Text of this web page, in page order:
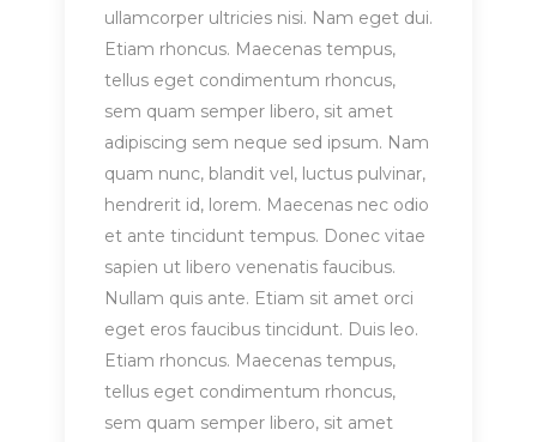
ullamcorper ultricies nisi. Nam eget dui.
Etiam rhoncus. Maecenas tempus,
tellus eget condimentum rhoncus,
sem quam semper libero, sit amet
adipiscing sem neque sed ipsum. Nam
quam nunc, blandit vel, luctus pulvinar,
hendrerit id, lorem. Maecenas nec odio
et ante tincidunt tempus. Donec vitae
sapien ut libero venenatis faucibus.
Nullam quis ante. Etiam sit amet orci
eget eros faucibus tincidunt. Duis leo.
Etiam rhoncus. Maecenas tempus,
tellus eget condimentum rhoncus,
sem quam semper libero, sit amet